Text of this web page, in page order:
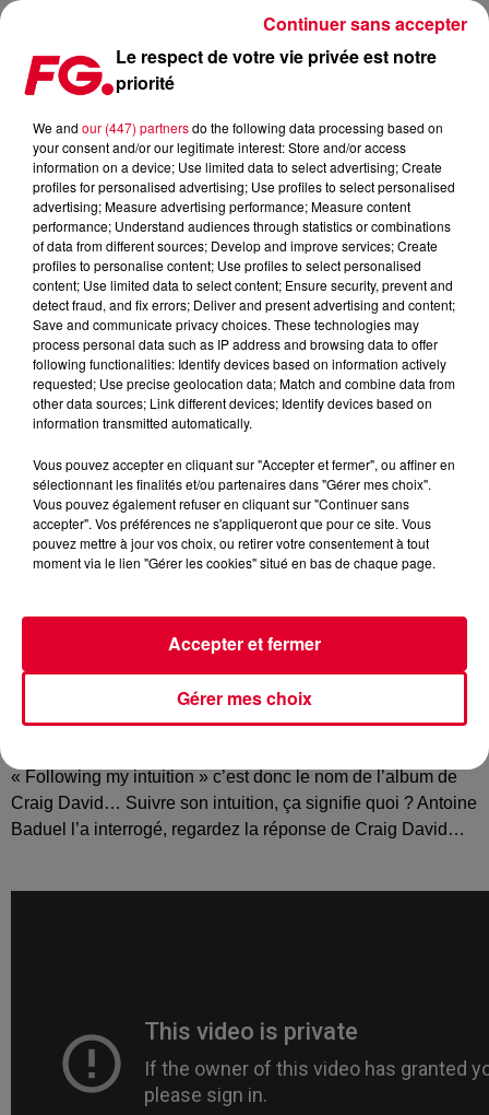
CRAIG DAVID, INVITE DE L’HAPPY HOUR [VIDEOS]
Publié : 16 novembre 2016 à 10h42 par La rédaction
Craig David, le comeback ! L’artiste anglais est de retour
intuition» et emmené par le single «Ain’t Giving Up»
qu’on vous joue sur RadioFG.
La star est bien évidemment passée par l’Happy Hour
d’Antoine Baduel… retour en vidéos…
« Following my intuition » c’est donc le nom de l’album de
Craig David… Suivre son intuition, ça signifie quoi ? Antoine
Baduel l’a interrogé, regardez la réponse de Craig David…
Le respect de votre vie privée est notre
priorité
We and our (447) partnersdo the following data processing based on
your consent and/or our legitimate interest: Store and/or access
information on a device; Use limited data to select advertising; Create
profiles for personalised advertising; Use profiles to select personalised
advertising; Measure advertising performance; Measure content
performance; Understand audiences through statistics or combinations
of data from different sources; Develop and improve services; Create
profiles to personalise content; Use profiles to select personalised
content; Use limited data to select content; Ensure security, prevent and
detect fraud, and fix errors; Deliver and present advertising and content;
Save and communicate privacy choices. These technologies may
process personal data such as IP address and browsing data to offer
following functionalities: Identify devices based on information actively
requested; Use precise geolocation data; Match and combine data from
other data sources; Link different devices; Identify devices based on
information transmitted automatically.
Vous pouvez accepter en cliquant sur "Accepter et fermer", ou affiner en
sélectionnant les finalités et/ou partenaires dans "Gérer mes choix".
Vous pouvez également refuser en cliquant sur "Continuer sans
accepter". Vos préférences ne s'appliqueront que pour ce site. Vous
pouvez mettre à jour vos choix, ou retirer votre consentement à tout
moment via le lien "Gérer les cookies" situé en bas de chaque page.
Gérer mes choix
Accepter et fermer
Continuer sans accepter